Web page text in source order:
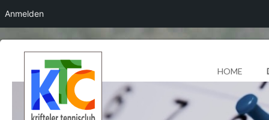
HOME
Anmelden